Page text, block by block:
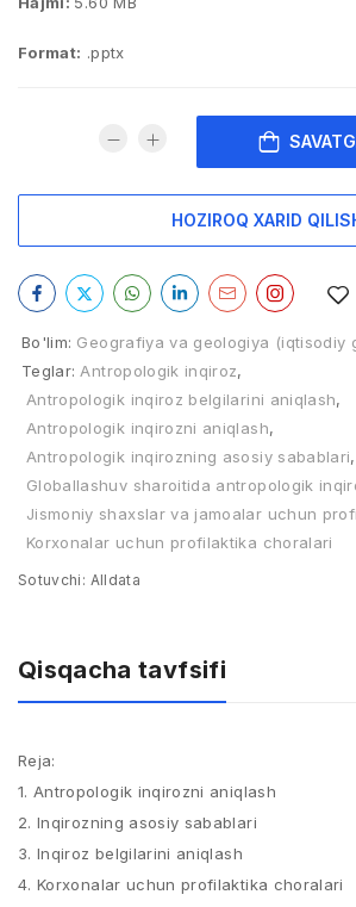
Format: .pptx
HOZIROQ XARID
Bo'lim: Geografiya va geologiya (iqtisodiy
Teglar: Antropologik inqiroz,
Antropologik inqiroz belgilarini aniqlash,
Antropologik inqirozni aniqlash,
Antropologik inqirozning asosiy sabablari,
Globallashuv sharoitida antropologik
Jismoniy shaxslar va jamoalar uchun
Korxonalar uchun profilaktika choralari
Sotuvchi: Alldata
Qisqacha tavfsifi
Reja:
1. Antropologik inqirozni aniqlash
2. Inqirozning asosiy sabablari
3. Inqiroz belgilarini aniqlash
4. Korxonalar uchun profilaktika choralari